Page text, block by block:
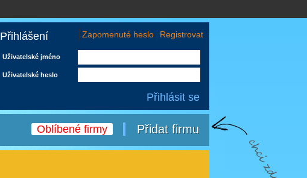
Přihlášení Registrovat
Zapomenuté heslo
Uživatelské jméno
Uživatelské heslo
Přidat firmu
Oblíbené firmy